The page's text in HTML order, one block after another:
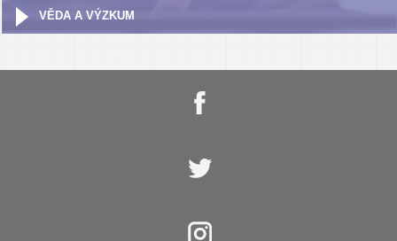
VĚDA A VÝZKUM